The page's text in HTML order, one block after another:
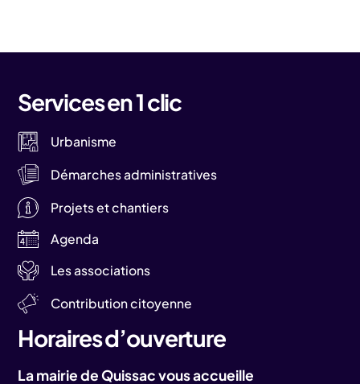
Services en 1 clic
Urbanisme
Démarches administratives
Projets et chantiers
Agenda
Les associations
Contribution citoyenne
Horaires d’ouverture
La mairie de Quissac vous accueille